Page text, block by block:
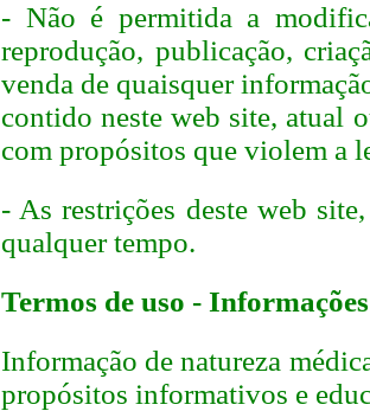
- Não é permitida a
reprodução, publicação,
venda de quaisquer
contido neste web site, atual
com propósitos que violem a
- As restrições deste web
qualquer tempo.
Termos de uso -
Informação de natureza
propósitos informativos e